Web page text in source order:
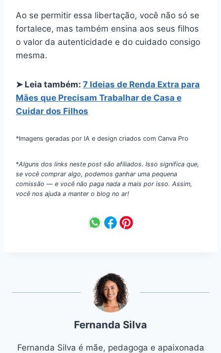
Ao se permitir essa libertação, você não só se
fortalece, mas também ensina aos seus filhos
o valor da autenticidade e do cuidado consigo
mesma.
➤ Leia também: 7 Ideias de Renda Extra para
Mães que Precisam Trabalhar de Casa e
Cuidar dos Filhos
*Imagens geradas por IA e design criados com Canva Pro
*Alguns dos links neste post são afiliados. Isso significa que,
se você comprar algo, podemos ganhar uma pequena
comissão — e você não paga nada a mais por isso. Assim,
você nos ajuda a manter o blog no ar!
Fernanda Silva
Fernanda Silva é mãe, pedagoga e apaixonada